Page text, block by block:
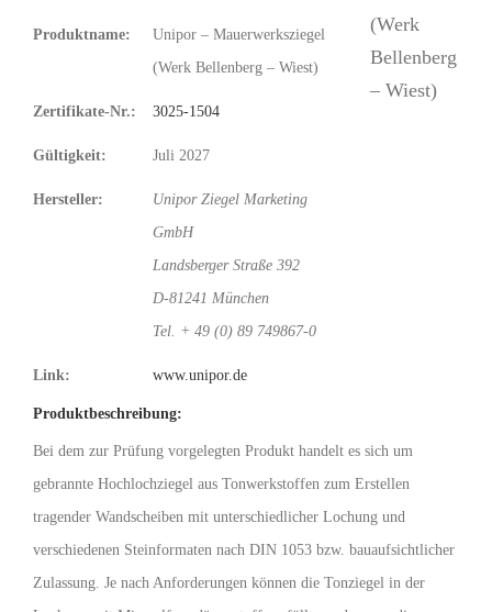
Produktname:
Unipor – Mauerwerksziegel
(Werk Bellenberg – Wiest)
Zertifikate-Nr.: 3025-1504
Gültigkeit: Juli 2027
Hersteller:
Unipor Ziegel Marketing
GmbH
Landsberger Straße 392
D-81241 München
Tel. + 49 (0) 89 749867-0
Link: www.unipor.de
Produktbeschreibung:
Bei dem zur Prüfung vorgelegten Produkt handelt es sich um
gebrannte Hochlochziegel aus Tonwerkstoffen zum Erstellen
tragender Wandscheiben mit unterschiedlicher Lochung und
verschiedenen Steinformaten nach DIN 1053 bzw. bauaufsichtlicher
Zulassung. Je nach Anforderungen können die Tonziegel in der